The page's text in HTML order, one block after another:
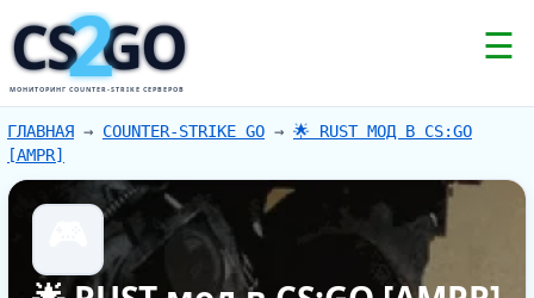
CS GO
2
МОНИТОРИНГ COUNTER-STRIKE СЕРВЕРОВ
☰
ГЛАВНАЯ → COUNTER-STRIKE GO → 🌟 RUST МОД В CS:GO
[AMPR]